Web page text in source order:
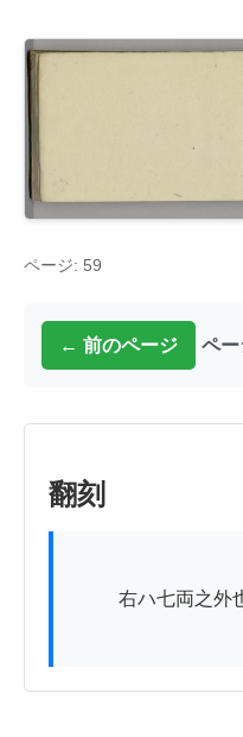
ページ: 59
← 前のページ ペー
翻刻